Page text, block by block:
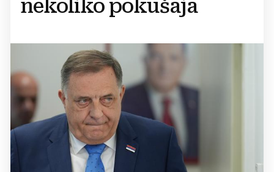
nekoliko pokušaja